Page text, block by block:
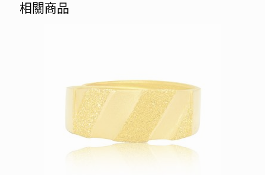
相關商品